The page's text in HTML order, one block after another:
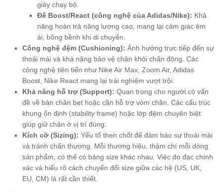
giày chạy bộ.
Đế Boost/React (công nghệ của Adidas/Nike): Khả
năng hoàn trả năng lượng cao, mang lại cảm giác êm
ái, bồng bềnh khi di chuyển.
Công nghệ đệm (Cushioning): Ảnh hưởng trực tiếp đến sự
thoải mái và khả năng bảo vệ chân khỏi chấn động. Các
công nghệ tiên tiến như Nike Air Max, Zoom Air, Adidas
Boost, Nike React mang lại trải nghiệm vượt trội.
Khả năng hỗ trợ (Support): Quan trọng cho người có vấn
đề về bàn chân bẹt hoặc cần hỗ trợ vòm chân. Các cấu trúc
khung ổn định (stability frame) hoặc lớp đệm chuyên biệt
giúp giữ chân ở vị trí đúng.
Kích cỡ (Sizing): Yếu tố then chốt để đảm bảo sự thoải mái
và tránh chấn thương. Mỗi thương hiệu, thậm chí mỗi dòng
sản phẩm, có thể có bảng size khác nhau. Việc đo đạc chính
xác và hiểu rõ cách chuyển đổi size giữa các hệ (US, UK,
EU, CM) là rất cần thiết.